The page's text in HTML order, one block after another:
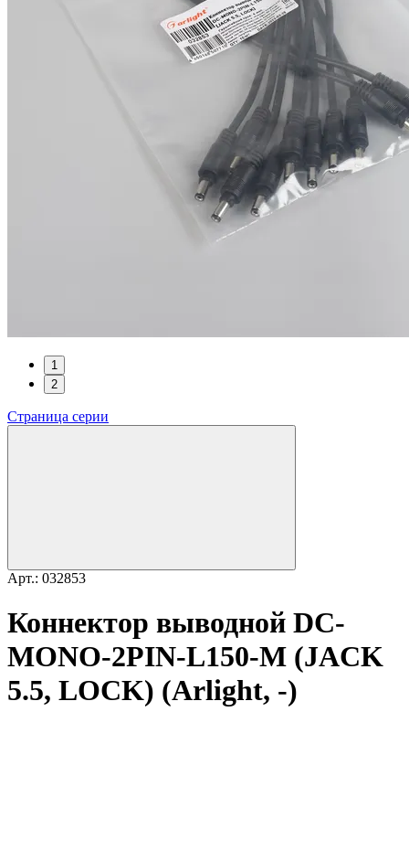
1
2
Страница серии
Арт.: 032853
Коннектор выводной DC-
MONO-2PIN-L150-M (JACK
5.5, LOCK) (Arlight, -)